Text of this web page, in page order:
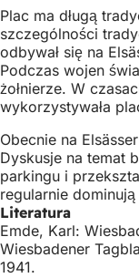
Plac ma długą
szczególności
odbywał się na
Podczas wojen
żołnierze. W
wykorzystywała
Obecnie na
Dyskusje na temat
parkingu i
regularnie
Literatura
Emde, Karl:
Wiesbadener
1941.